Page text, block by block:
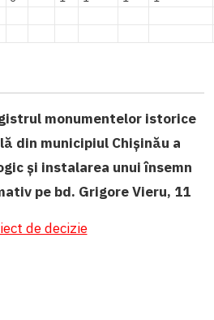
monumentelor istorice
din municipiul Chișinău a
și instalarea unui însemn
pe bd. Grigore Vieru, 11
de decizie